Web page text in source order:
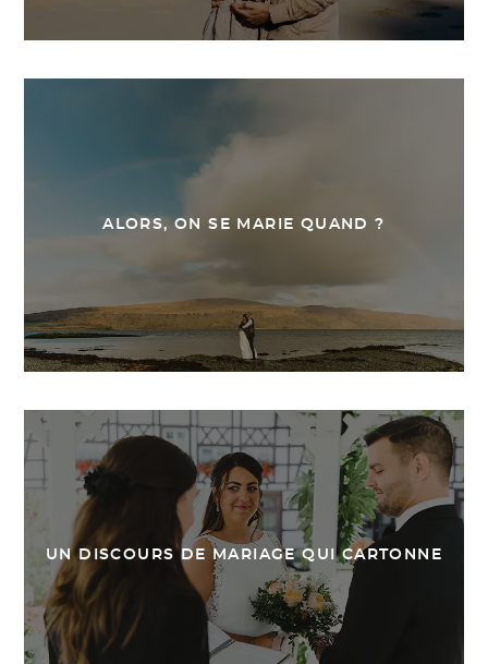
ALORS, ON SE MARIE QUAND ?
UN DISCOURS DE MARIAGE QUI CARTONNE